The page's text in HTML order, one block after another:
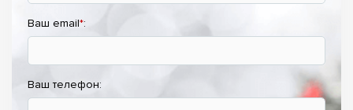
Ваш email*:
Ваш телефон: